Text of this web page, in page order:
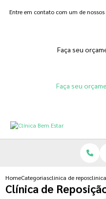
Entre em contato com um de nossos
Faça seu
Faça seu
HomeCategoriasclinica de reposicao
Clínica de